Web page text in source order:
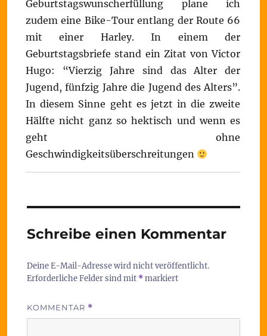
Geburtstagswunscherfüllung plane ich
zudem eine Bike-Tour entlang der Route 66
mit einer Harley. In einem der
Geburtstagsbriefe stand ein Zitat von Victor
Hugo: “Vierzig Jahre sind das Alter der
Jugend, fünfzig Jahre die Jugend des Alters”.
In diesem Sinne geht es jetzt in die zweite
Hälfte nicht ganz so hektisch und wenn es
geht ohne
Geschwindigkeitsüberschreitungen
Schreibe einen Kommentar
Deine E-Mail-Adresse wird nicht veröffentlicht.
Erforderliche Felder sind mit *markiert
KOMMENTAR *